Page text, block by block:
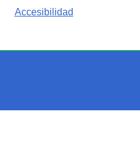
Accesibilidad